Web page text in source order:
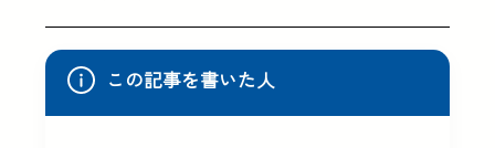
この記事を書いた人